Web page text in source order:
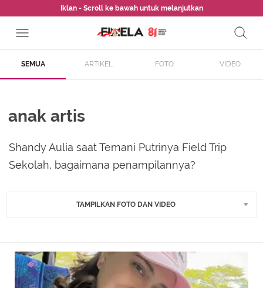
Iklan - Scroll ke bawah untuk melanjutkan
SEMUA ARTIKEL FOTO VIDEO
anak artis
Shandy Aulia saat Temani Putrinya Field Trip
Sekolah, bagaimana penampilannya?
TAMPILKAN FOTO DAN VIDEO